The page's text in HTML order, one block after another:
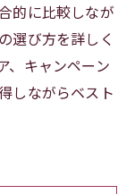
的に比較しなが
選び方を詳しく
、キャンペーン
しながらベスト